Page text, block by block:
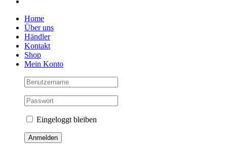
Home
Über uns
Händler
Kontakt
Shop
Mein Konto
Eingeloggt bleiben